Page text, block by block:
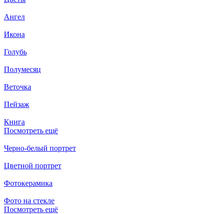
Ангел
Икона
Голубь
Полумесяц
Веточка
Пейзаж
Книга
Посмотреть ещё
Черно-белый портрет
Цветной портрет
Фотокерамика
Фото на стекле
Посмотреть ещё